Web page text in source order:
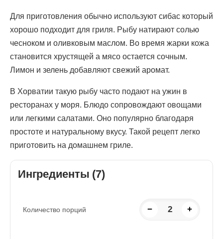
Для приготовления обычно используют сибас который
хорошо подходит для гриля. Рыбу натирают солью
чесноком и оливковым маслом. Во время жарки кожа
становится хрустящей а мясо остается сочным.
Лимон и зелень добавляют свежий аромат.
В Хорватии такую рыбу часто подают на ужин в
ресторанах у моря. Блюдо сопровождают овощами
или легкими салатами. Оно популярно благодаря
простоте и натуральному вкусу. Такой рецепт легко
приготовить на домашнем гриле.
Ингредиенты (7)
Количество порций − 2 +